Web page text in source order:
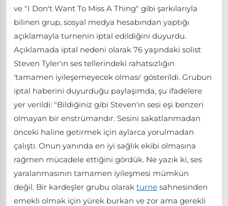
ve "I Don't Want To Miss A Thing" gibi şarkılarıyla
bilinen grup, sosyal medya hesabından yaptığı
açıklamayla turnenin iptal edildiğini duyurdu.
Açıklamada iptal nedeni olarak 76 yaşındaki solist
Steven Tyler'ın ses tellerindeki rahatsızlığın
'tamamen iyileşemeyecek olması' gösterildi. Grubun
iptal haberini duyurduğu paylaşımda, şu ifadelere
yer verildi: "Bildiğiniz gibi Steven'ın sesi eşi benzeri
olmayan bir enstrümandır. Sesini sakatlanmadan
önceki haline getirmek için aylarca yorulmadan
çalıştı. Onun yanında en iyi sağlık ekibi olmasına
rağmen mücadele ettiğini gördük. Ne yazık ki, ses
yaralanmasının tamamen iyileşmesi mümkün
değil. Bir kardeşler grubu olarak turne sahnesinden
emekli olmak için yürek burkan ve zor ama gerekli